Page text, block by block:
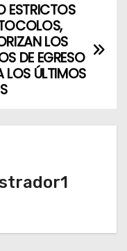
ESTRICTOS
LOS
DE EGRESO
LOS ÚLTIMOS